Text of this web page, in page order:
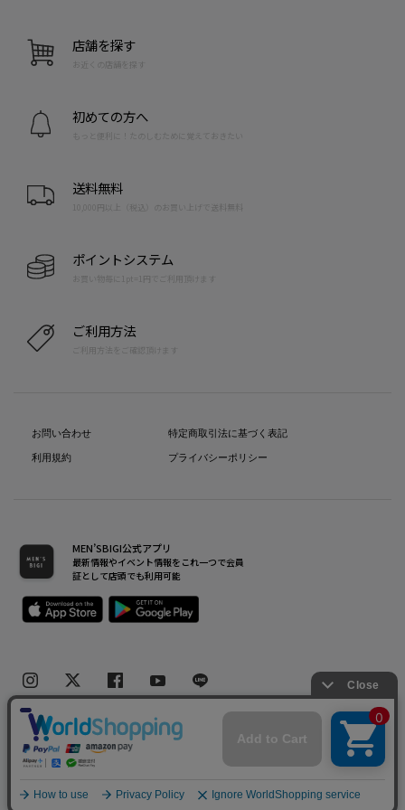
店舗を探す
お近くの店舗を探す
初めての方へ
もっと便利に！たのしむために覚えておきたい
送料無料
10,000円以上（税込）のお買い上げで送料無料
ポイントシステム
お買い物毎に1pt=1円でご利用頂けます
ご利用方法
ご利用方法をご確認頂けます
お問い合わせ
利用規約
特定商取引法に基づく表記
プライバシーポリシー
MEN’SBIGI公式アプリ
最新情報やイベント情報をこれ一つで会員
証として店頭でも利用可能
Copyright(C) Bigi Co.,Ltd.All Rights Reserved.